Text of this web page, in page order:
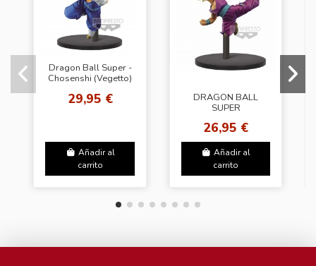
Dragon Ball Super -
Chosenshi (Vegetto)
29,95 €
Añadir al
carrito
DRAGON BALL
SUPER
VOL. 6 Son Gohan
SS2
26,95 €
Añadir al
carrito